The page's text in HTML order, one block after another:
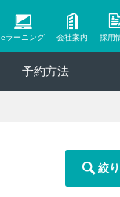
eラーニング 会社案内 採用
予約方法
絞